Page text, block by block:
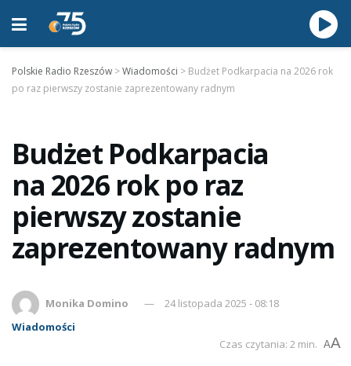
Polskie Radio Rzeszów >Wiadomości > Budżet Podkarpacia na 2026 rok
po raz pierwszy zostanie zaprezentowany radnym
Budżet Podkarpacia
na 2026 rok po raz
pierwszy zostanie
zaprezentowany radnym
Monika Domino
24 listopada 2025 - 08:18
Wiadomości
Czas czytania: 2 min. AA